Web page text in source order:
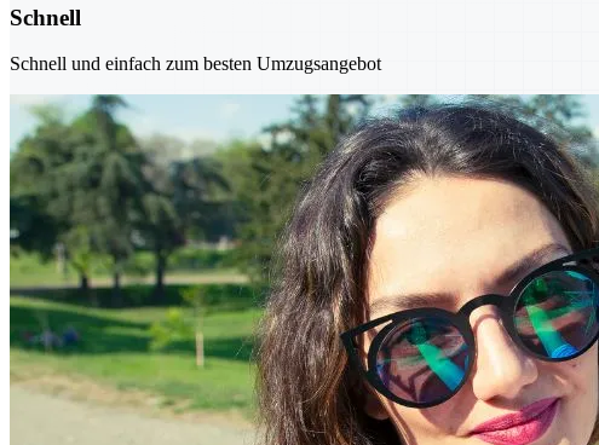
Schnell
Schnell und einfach zum besten Umzugsangebot